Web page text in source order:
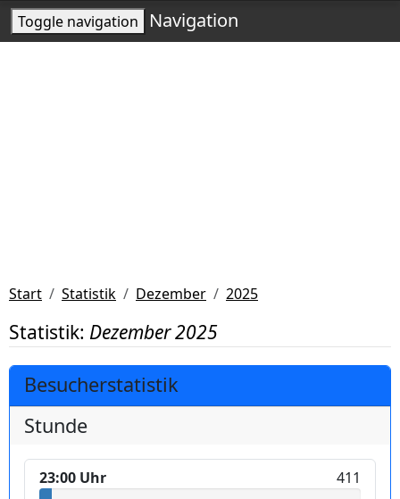
Toggle navigation Navigation
Start Statistik Dezember 2025
Statistik: Dezember 2025
Besucherstatistik
Stunde
23:00 Uhr 411